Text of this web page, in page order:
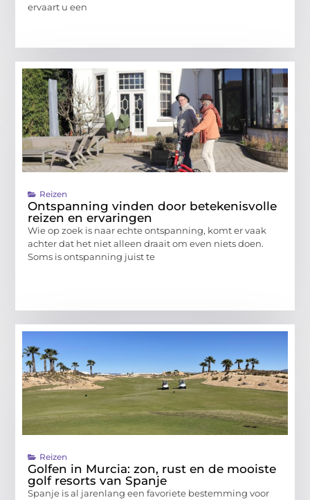
ervaart u een
Reizen
Ontspanning vinden door betekenisvolle
reizen en ervaringen
Wie op zoek is naar echte ontspanning, komt er vaak
achter dat het niet alleen draait om even niets doen.
Soms is ontspanning juist te
Reizen
Golfen in Murcia: zon, rust en de mooiste
golf resorts van Spanje
Spanje is al jarenlang een favoriete bestemming voor